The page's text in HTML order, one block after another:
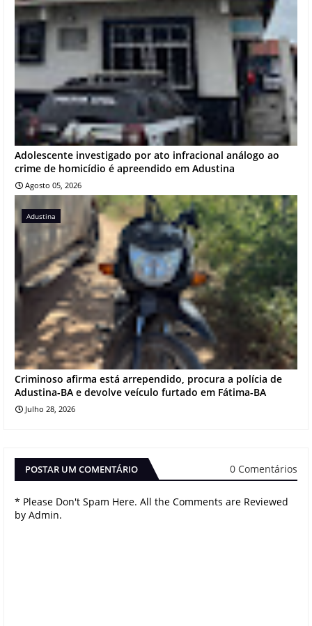
Adolescente investigado por ato infracional análogo ao
crime de homicídio é apreendido em Adustina
Agosto 05, 2026
Adustina
Criminoso afirma está arrependido, procura a polícia de
Adustina-BA e devolve veículo furtado em Fátima-BA
Julho 28, 2026
POSTAR UM COMENTÁRIO 0 Comentários
* Please Don't Spam Here. All the Comments are Reviewed
by Admin.